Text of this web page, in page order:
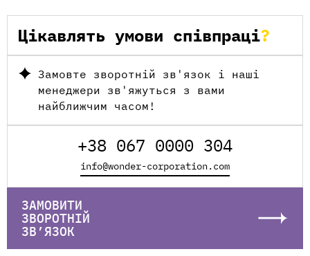
Цікавлять умови співпраці
Замовте зворотній зв'язок і наші
менеджери зв'яжуться з вами
найближчим часом!
+38 067 0000 304
info@wonder-corporation.com
ЗАМОВИТИ
ЗВОРОТНІЙ
ЗВ’ЯЗОК